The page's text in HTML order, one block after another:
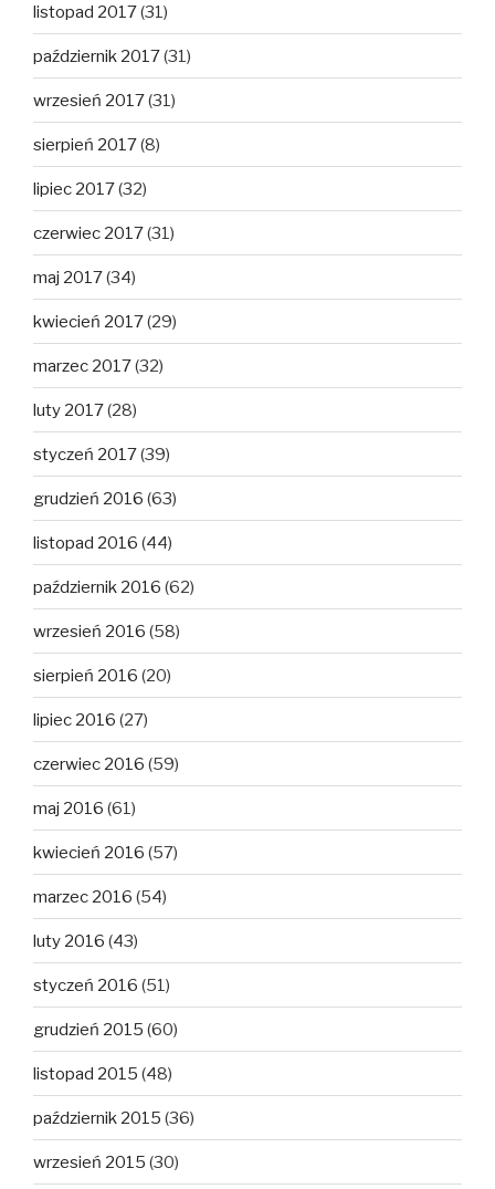
listopad 2017(31)
październik 2017(31)
wrzesień 2017(31)
sierpień 2017(8)
lipiec 2017(32)
czerwiec 2017(31)
maj 2017(34)
kwiecień 2017(29)
marzec 2017(32)
luty 2017(28)
styczeń 2017(39)
grudzień 2016 (63)
listopad 2016 (44)
październik 2016 (62)
wrzesień 2016 (58)
sierpień 2016 (20)
lipiec 2016 (27)
czerwiec 2016 (59)
maj 2016 (61)
kwiecień 2016 (57)
marzec 2016 (54)
luty 2016 (43)
styczeń 2016 (51)
grudzień 2015 (60)
listopad 2015 (48)
październik 2015 (36)
wrzesień 2015 (30)